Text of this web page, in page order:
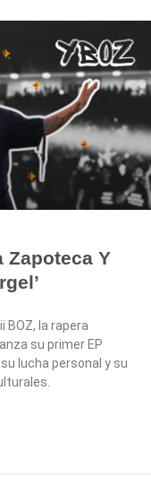
Zapoteca Y
BOZ, la rapera
su primer EP
lucha personal y su